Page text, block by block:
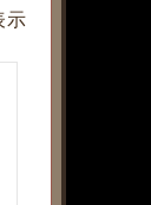
示